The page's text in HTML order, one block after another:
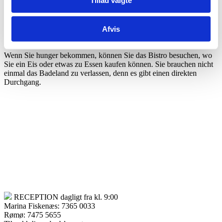
Afvis
Windelhose trägt. Sie können Ihre eigene Mitbringen oder
Windelbadehose bei uns kaufen..
Entspannen Sie mit einem Buch in einem Liegestuhl, oder genießen
Sie den schönen Fördeblick vom Whirlpool.
Wenn Sie hunger bekommen, können Sie das Bistro besuchen, wo
Sie ein Eis oder etwas zu Essen kaufen können. Sie brauchen nicht
einmal das Badeland zu verlassen, denn es gibt einen direkten
Durchgang.
RECEPTION dagligt fra kl. 9:00
Marina Fiskenæs: 7365 0033
Rømø: 7475 5655